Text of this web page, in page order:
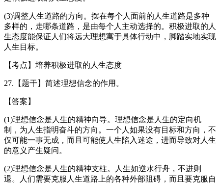
(3)调整人生道路的方向。摆在每个人面前的人生道路是多种
多样的，走哪条道路，是由每个人主动选择的。积极进取的人
生态度能保证人们将远大理想寓于具体行动中，脚踏实地实现
人生目标。
【考点】培养积极进取的人生态度
27.【题干】简述理想信念的作用。
【答案】
(1)理想信念是人生的精神向导。理想信念是人生的定向机
制，为人生指明奋斗的方向。一个人如果没有目标和方向，不
仅可能一事无成，而且可能使人生陷入迷途，进而导致对人生
的意义产生疑问。
(2)理想信念是人生的精神支柱。人生如逆水行舟，不进则
退。人们需要克服人生道路上的各种外部阻碍，而且要克服自